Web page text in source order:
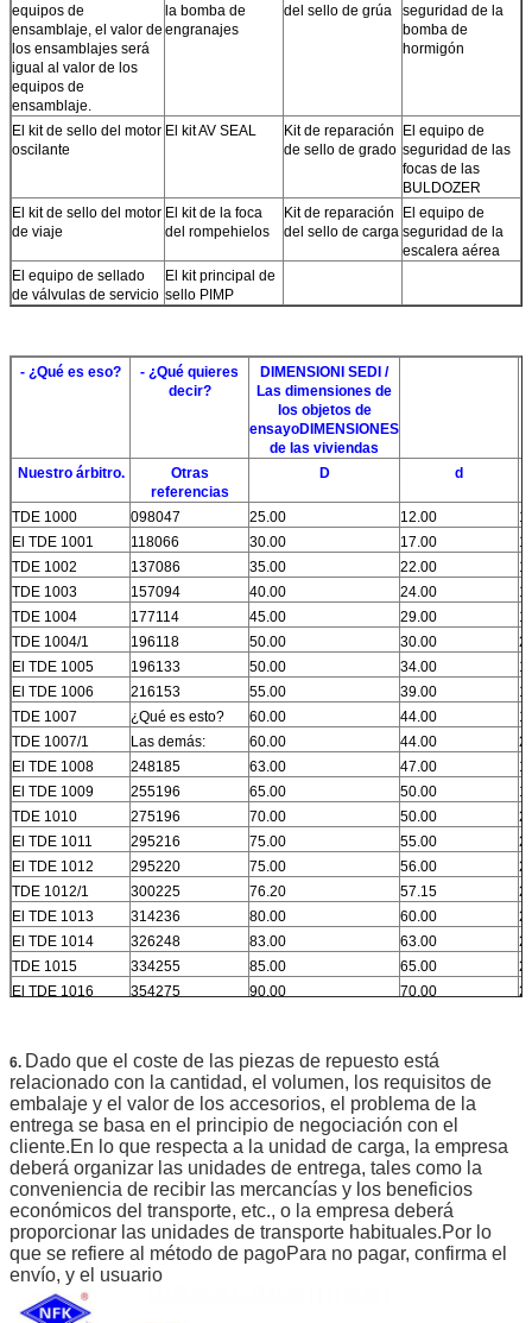
equipos de
ensamblaje, el valor de
los ensamblajes será
igual al valor de los
equipos de
ensamblaje.
la bomba de
engranajes
del sello de grúa
seguridad de la
bomba de
hormigón
El kit de sello del motor
oscilante
El kit AV SEAL
Kit de reparación
de sello de grado
El equipo de
seguridad de las
focas de las
BULDOZER
El kit de sello del motor
de viaje
El kit de la foca
del rompehielos
Kit de reparación
del sello de carga
El equipo de
seguridad de la
escalera aérea
El equipo de sellado
de válvulas de servicio
El kit principal de
sello PIMP
- ¿Qué es eso?
- ¿Qué quieres
decir?
DIMENSIONI SEDI /
Las dimensiones de
los objetos de
ensayoDIMENSIONES
de las viviendas
Nuestro árbitro.
Otras
referencias
D d
TDE 1000 098047 25.00 12.00
El TDE 1001
118066 30.00 17.00
TDE 1002
137086 35.00 22.00
TDE 1003
157094 40.00 24.00
TDE 1004
177114 45.00 29.00
TDE 1004/1
196118 50.00 30.00
El TDE 1005
196133 50.00 34.00
El TDE 1006
216153 55.00 39.00
TDE 1007
¿Qué es esto? 60.00 44.00
TDE 1007/1
Las demás: 60.00 44.00
El TDE 1008
248185 63.00 47.00
El TDE 1009
255196 65.00 50.00
TDE 1010
275196 70.00 50.00
El TDE 1011
295216 75.00 55.00
El TDE 1012
295220 75.00 56.00
TDE 1012/1
300225 76.20 57.15
El TDE 1013
314236 80.00 60.00
El TDE 1014
326248 83.00 63.00
TDE 1015
334255 85.00 65.00
El TDE 1016
354275 90.00 70.00
TDE 1018
393295 100.00 75.00
TDE 1019
393314 100.00 80.00
TDE 1019/1
400325 101.60 82.55
El TDE 1020
413314 105.00 80.00
El TDE 1021
433334/1 110.00 85.00
El TDE 1022
433334 110.00 85.00
6. Dado que el coste de las piezas de repuesto está
relacionado con la cantidad, el volumen, los requisitos de
embalaje y el valor de los accesorios, el problema de la
entrega se basa en el principio de negociación con el
cliente.En lo que respecta a la unidad de carga, la empresa
deberá organizar las unidades de entrega, tales como la
conveniencia de recibir las mercancías y los beneficios
económicos del transporte, etc., o la empresa deberá
proporcionar las unidades de transporte habituales.Por lo
que se refiere al método de pagoPara no pagar, confirma el
envío, y el usuario